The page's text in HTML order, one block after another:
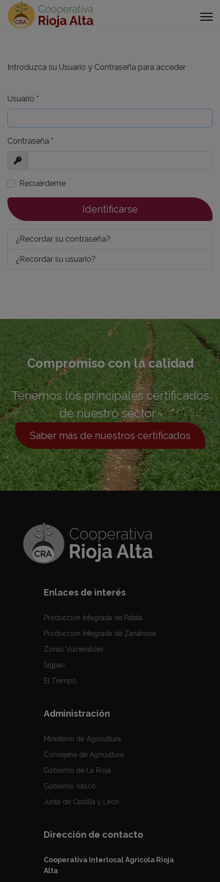
Introduzca su Usuario y Contraseña para acceder
Usuario *
Contraseña *
Mostrar
Recuérdeme
Identificarse
¿Recordar su contraseña?
¿Recordar su usuario?
Compromiso con la calidad
Tenemos los principales certificados
de nuestro sector.
Saber más de nuestros certificados
Enlaces de interés
Producción Integrada de Patata
Producción Integrada de Zanahoria
Zonas Vulnerables
Sigpac
El Tiempo
Administración
Ministerio de Agricultura
Consejería de Agricultura
Gobierno de La Rioja
Gobierno Vasco
Junta de Castilla y León
Dirección de contacto
Cooperativa Interlocal Agrícola Rioja
Alta